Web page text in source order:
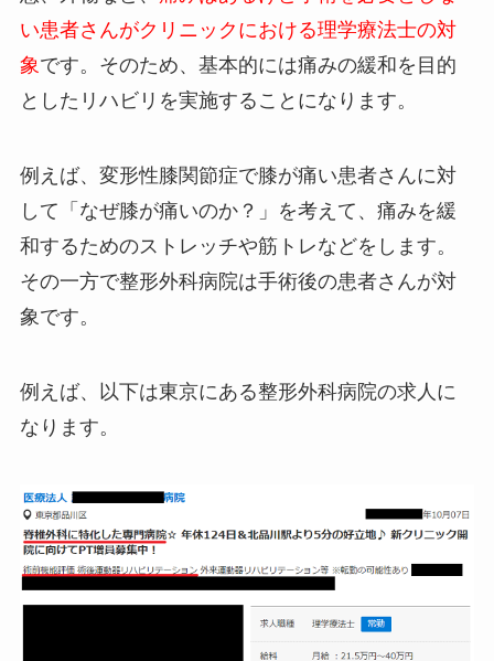
い患者さんがクリニックにおける理学療法士の対
象です。そのため、基本的には痛みの緩和を目的
としたリハビリを実施することになります。
例えば、変形性膝関節症で膝が痛い患者さんに対
して「なぜ膝が痛いのか？」を考えて、痛みを緩
和するためのストレッチや筋トレなどをします。
その一方で整形外科病院は手術後の患者さんが対
象です。
例えば、以下は東京にある整形外科病院の求人に
なります。